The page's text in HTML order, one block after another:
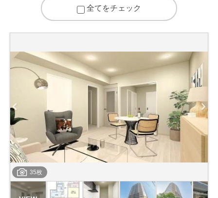
全てをチェック
35枚